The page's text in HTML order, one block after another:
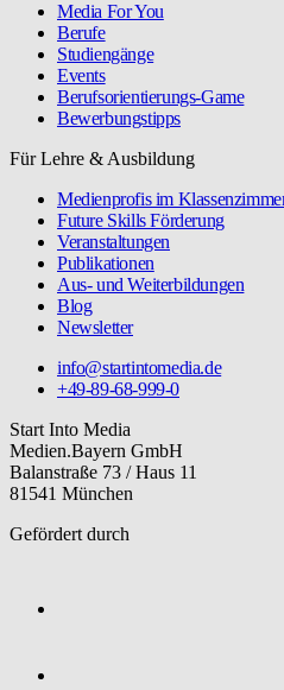
Media For You
Berufe
Studiengänge
Events
Berufsorientierungs-Game
Bewerbungstipps
Für Lehre & Ausbildung
Medienprofis im
Future Skills Förderung
Veranstaltungen
Publikationen
Aus- und Weiterbildungen
Blog
Newsletter
info@startintomedia.de
+49-89-68-999-0
Start Into Media
Medien.Bayern GmbH
Balanstraße 73 / Haus 11
81541 München
Gefördert durch